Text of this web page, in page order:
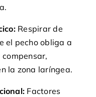
Respirar de
el pecho obliga a
compensar,
la zona laríngea.
Factores